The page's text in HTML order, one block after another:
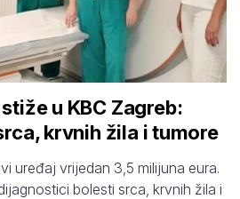
u KBC Zagreb:
krvnih žila i tumore
uređaj vrijedan 3,5 milijuna eura.
bolesti srca, krvnih žila i